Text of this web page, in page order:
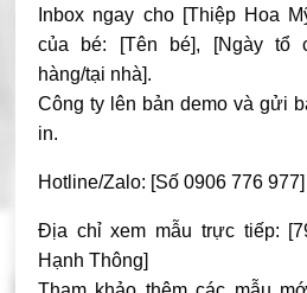
Inbox ngay cho [Thiệp Hoa
của bé: [Tên bé], [Ngày tổ
hàng/tại nhà].
Công ty lên bản demo và gửi
in.
Hotline/Zalo: [Số 0906 776 977]
Địa chỉ xem mẫu trực tiếp:
Hạnh Thông]